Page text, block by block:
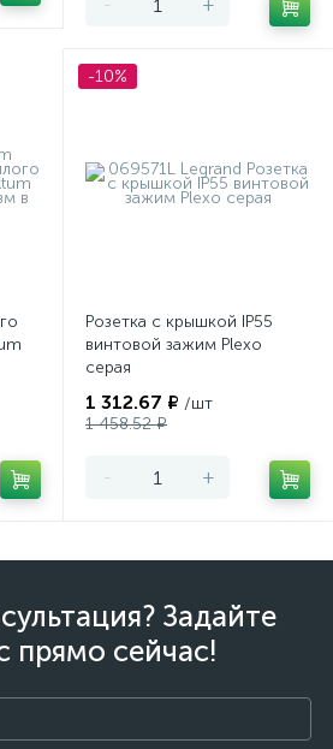
- +
-10%
Розетка с крышкой IP55
винтовой зажим Plexo
серая
1 312.67 ₽ /шт
1 458.52 ₽
- +
Задайте
прямо сейчас!